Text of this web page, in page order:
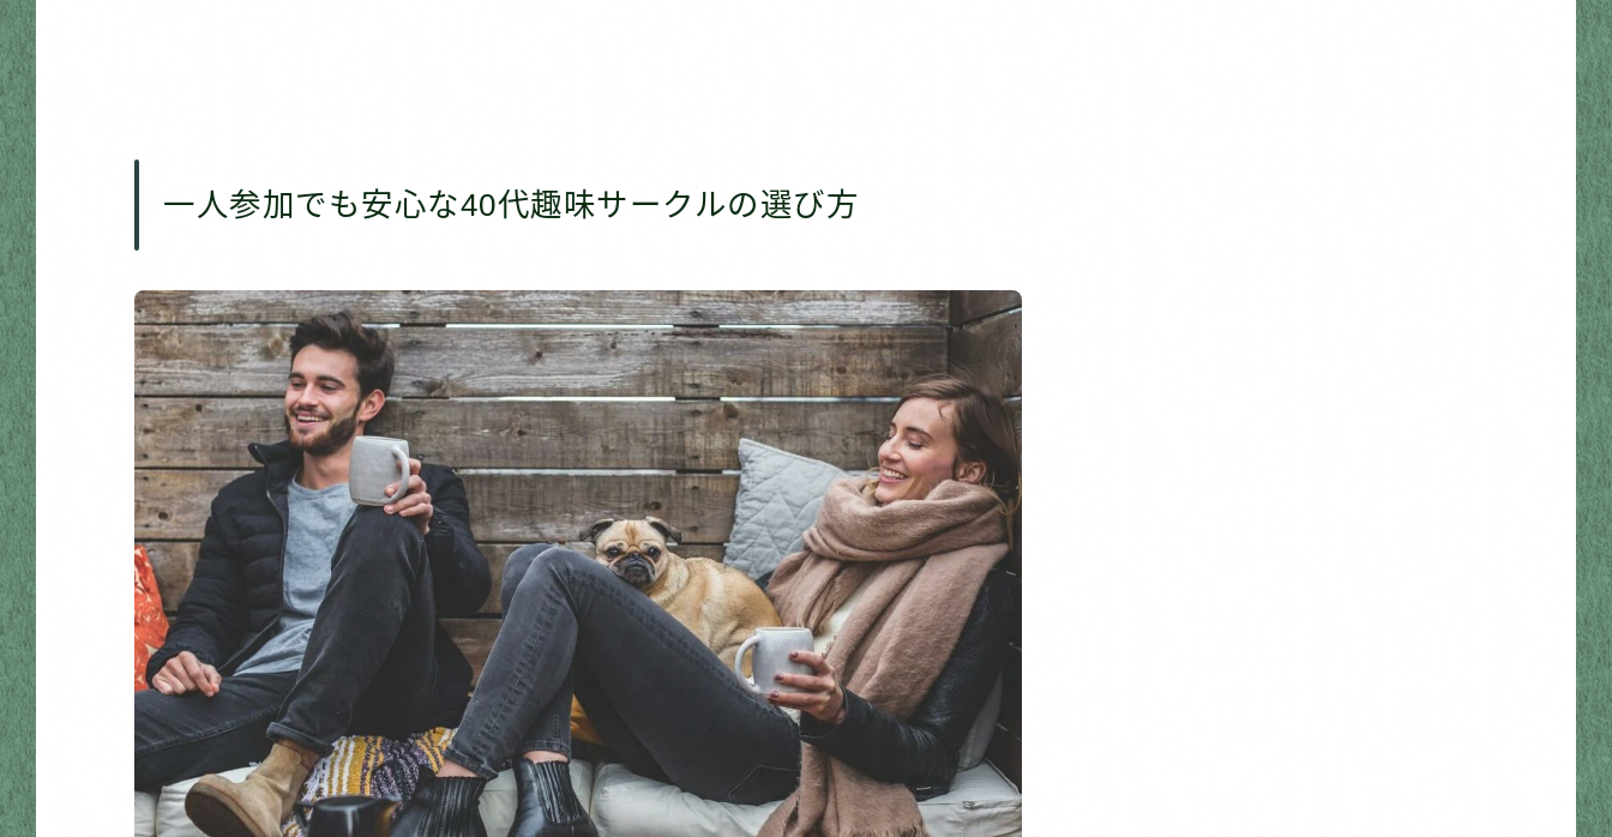
一人参加でも安心な40代趣味サークルの選び方